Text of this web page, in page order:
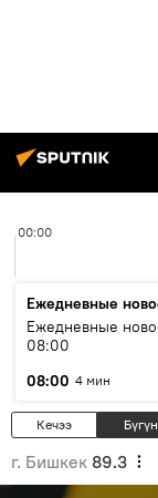
00:00
Ежедневные
Ежедневные
08:00
08:00 4 мин
Кечээ Бүгүн
г. Бишкек 89.3